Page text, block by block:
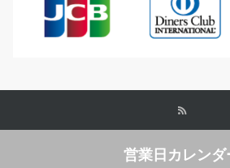
営業日カレンダ